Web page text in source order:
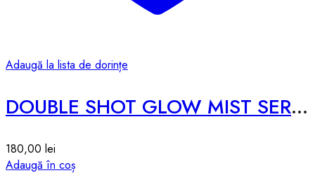
Adaugă la lista de dorințe
DOUBLE SHOT GLOW MIST SERUM – 100ml
180,00 lei
Adaugă în coș